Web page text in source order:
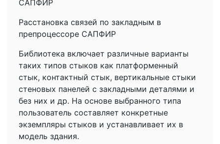
САПФИР
Расстановка связей по закладным в
препроцессоре САПФИР
Библиотека включает различные варианты
таких типов стыков как платформенный
стык, контактный стык, вертикальные стыки
стеновых панелей с закладными деталями и
без них и др. На основе выбранного типа
пользователь составляет конкретные
экземпляры стыков и устанавливает их в
модель здания.